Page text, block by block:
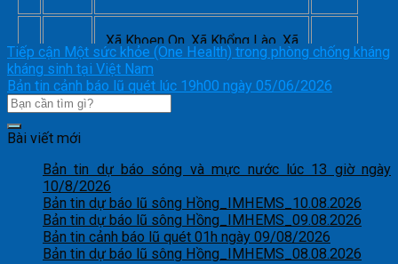
3
Tỉnh
Lai
Châu
Xã Khoen On, Xã Khổng Lào, Xã
Mường Khoa, Xã Mường Kim, Xã
Mường Mô, Xã Mường Tè, Xã
Nậm Cuổi, Xã Nậm Hàng, Xã Nậm
Sỏ, Xã Nậm Tăm, Xã Tân Uyên, Xã
Bình
Tiếp cận Một sức khỏe (One Health) trong phòng chống kháng
kháng sinh tại Việt Nam
Bản tin cảnh báo lũ quét lúc 19h00 ngày 05/06/2026
Bài viết mới
Bản tin dự báo sóng và mực nước lúc 13 giờ ngày
10/8/2026
Bản tin dự báo lũ sông Hồng_IMHEMS_10.08.2026
Bản tin dự báo lũ sông Hồng_IMHEMS_09.08.2026
Bản tin cảnh báo lũ quét 01h ngày 09/08/2026
Bản tin dự báo lũ sông Hồng_IMHEMS_08.08.2026